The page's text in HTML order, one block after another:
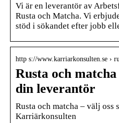
Vi är en leverantör av
Rusta och Matcha. Vi
stöd i sökandet efter jobb
http s://www.karriarkonsulten.se ›
Rusta och
din leverantör
Rusta och matcha – välj oss
Karriärkonsulten